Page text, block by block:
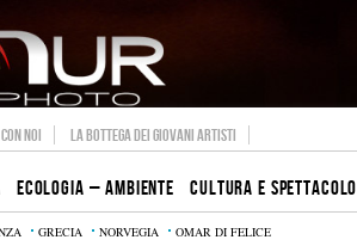
NOI LA BOTTEGA DEI GIOVANI ARTISTI
ECOLOGIA – AMBIENTE CULTURA E SPETTACOLO
GRECIA NORVEGIA OMAR DI FELICE